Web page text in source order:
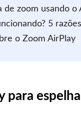
zoom usando o
5
o Zoom AirPlay
para